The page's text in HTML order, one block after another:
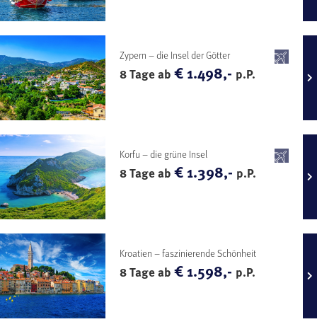
Zypern – die Insel der Götter
8 Tage ab€ 1.498,- p.P.
Korfu – die grüne Insel
8 Tage ab€ 1.398,- p.P.
Kroatien – faszinierende Schönheit
8 Tage ab€ 1.598,- p.P.